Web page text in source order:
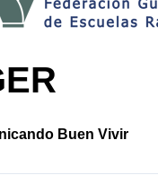
Buen Vivir